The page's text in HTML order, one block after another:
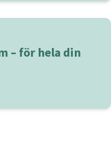
– för hela din